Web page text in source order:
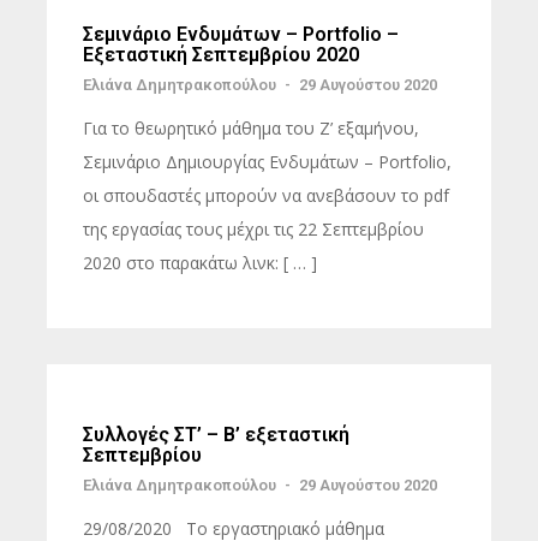
Σεμινάριο Ενδυμάτων – Portfolio –
Εξεταστική Σεπτεμβρίου 2020
Ελιάνα Δημητρακοπούλου - 29 Αυγούστου 2020
Για το θεωρητικό μάθημα του Ζ’ εξαμήνου,
Σεμινάριο Δημιουργίας Ενδυμάτων – Portfolio,
οι σπουδαστές μπορούν να ανεβάσουν το pdf
της εργασίας τους μέχρι τις 22 Σεπτεμβρίου
2020 στο παρακάτω λινκ: [ … ]
Συλλογές ΣΤ’ – Β’ εξεταστική
Σεπτεμβρίου
Ελιάνα Δημητρακοπούλου - 29 Αυγούστου 2020
29/08/2020 Το εργαστηριακό μάθημα